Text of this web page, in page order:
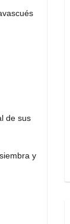
de sus
y